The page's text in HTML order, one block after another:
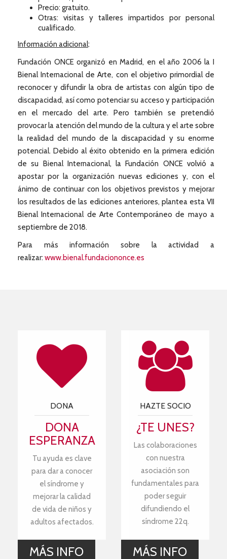
Precio: gratuito.
Otras: visitas y talleres impartidos por personal
cualificado.
Información adicional:
Fundación ONCE organizó en Madrid, en el año 2006 la I
Bienal Internacional de Arte, con el objetivo primordial de
reconocer y difundir la obra de artistas con algún tipo de
discapacidad, así como potenciar su acceso y participación
en el mercado del arte. Pero también se pretendió
provocar la atención del mundo de la cultura y el arte sobre
la realidad del mundo de la discapacidad y su enorme
potencial. Debido al éxito obtenido en la primera edición
de su Bienal Internacional, la Fundación ONCE volvió a
apostar por la organización nuevas ediciones y, con el
ánimo de continuar con los objetivos previstos y mejorar
los resultados de las ediciones anteriores, plantea esta VII
Bienal Internacional de Arte Contemporáneo de mayo a
septiembre de 2018.
Para más información sobre la actividad a
realizar: www.bienal.fundaciononce.es
DONA
DONA
ESPERANZA
Tu ayuda es clave
para dar a conocer
el síndrome y
mejorar la calidad
de vida de niños y
adultos afectados.
MÁS INFO
HAZTE SOCIO
¿TE UNES?
Las colaboraciones
con nuestra
asociación son
fundamentales para
poder seguir
difundiendo el
síndrome 22q.
MÁS INFO